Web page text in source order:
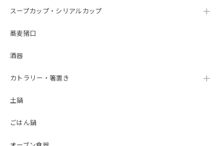
スープカップ・シリアルカップ
蕎麦猪口
酒器
カトラリー・箸置き
土鍋
ごはん鍋